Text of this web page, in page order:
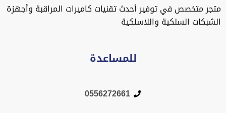
متجر متخصص في توفير أحدث تقنيات كاميرات المراقبة وأجهزة
الشبكات السلكية واللاسلكية
للمساعدة
0556272661